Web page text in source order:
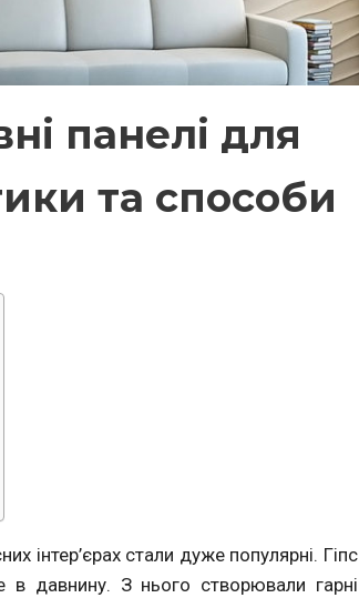
панелі для
та способи
інтер’єрах стали дуже популярні. Гіпс
в давнину. З нього створювали гарні